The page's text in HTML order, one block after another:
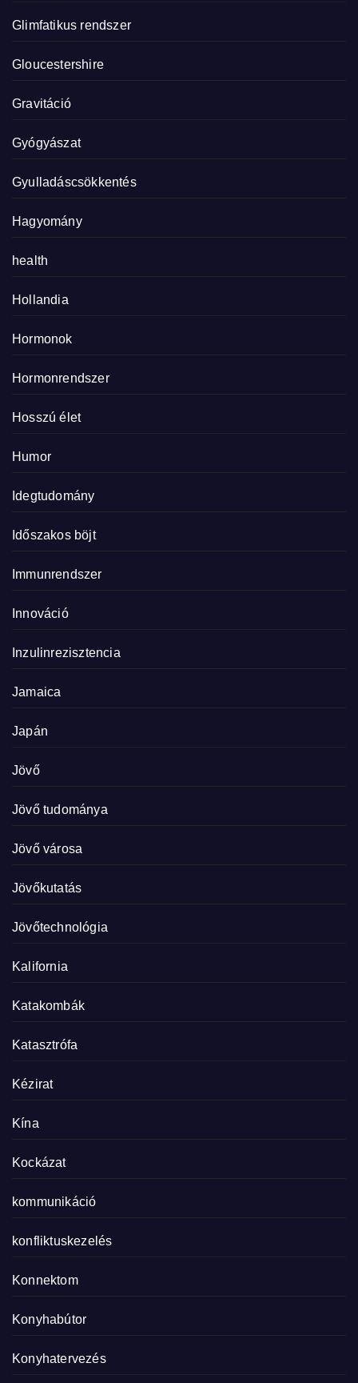
Glimfatikus rendszer
Gloucestershire
Gravitáció
Gyógyászat
Gyulladáscsökkentés
Hagyomány
health
Hollandia
Hormonok
Hormonrendszer
Hosszú élet
Humor
Idegtudomány
Időszakos böjt
Immunrendszer
Innováció
Inzulinrezisztencia
Jamaica
Japán
Jövő
Jövő tudománya
Jövő városa
Jövőkutatás
Jövőtechnológia
Kalifornia
Katakombák
Katasztrófa
Kézirat
Kína
Kockázat
kommunikáció
konfliktuskezelés
Konnektom
Konyhabútor
Konyhatervezés